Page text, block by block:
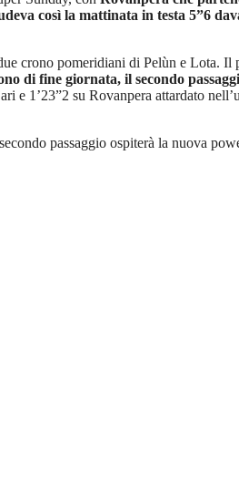
così la mattinata in testa 5”6
crono pomeridiani di Pelùn e Lota. Il
di fine giornata, il secondo
e 1’23”2 su Rovanpera attardato
passaggio ospiterà la nuova